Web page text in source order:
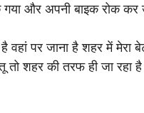
और अपनी बाइक रोक कर
पर जाना है शहर में मेरा
शहर की तरफ ही जा रहा